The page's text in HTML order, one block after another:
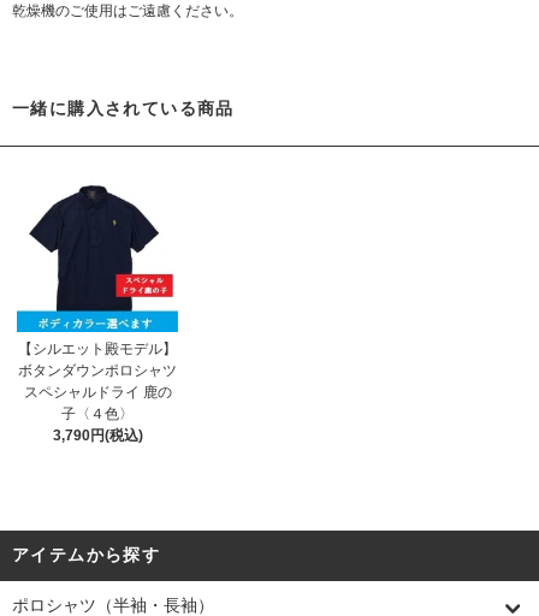
乾燥機のご使用はご遠慮ください。
一緒に購入されている商品
【シルエット殿モデル】
ボタンダウンポロシャツ
スペシャルドライ 鹿の
子〈４色〉
3,790円(税込)
アイテムから探す
ポロシャツ（半袖・長袖）